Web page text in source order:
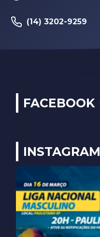
(14) 3202-9259
FACEBOOK
INSTAGRAM